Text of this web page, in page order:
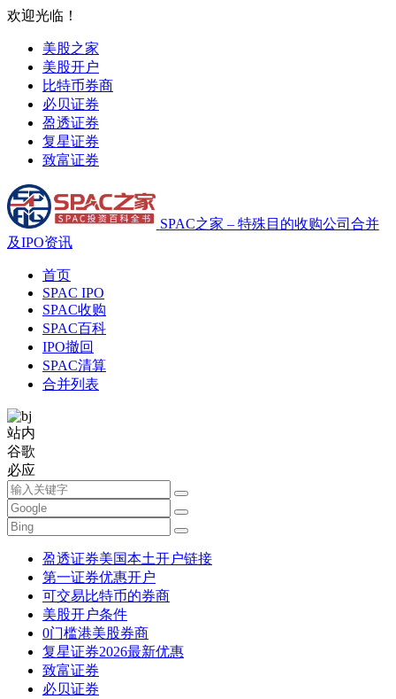
欢迎光临！
美股之家
美股开户
比特币券商
必贝证券
盈透证券
复星证券
致富证券
SPAC之家 – 特殊目的收购公司合并
及IPO资讯
首页
SPAC IPO
SPAC收购
SPAC百科
IPO撤回
SPAC清算
合并列表
站内
谷歌
必应
盈透证券美国本土开户链接
第一证券优惠开户
可交易比特币的券商
美股开户条件
0门槛港美股券商
复星证券2026最新优惠
致富证券
必贝证券